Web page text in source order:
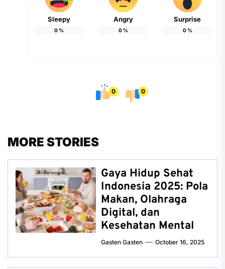
Sleepy
0 %
Angry
0%
Surprise
0%
0 0
MORE STORIES
Gaya Hidup Sehat
Indonesia 2025: Pola
Makan, Olahraga
Digital, dan
Kesehatan Mental
Gasten Gasten October 16, 2025